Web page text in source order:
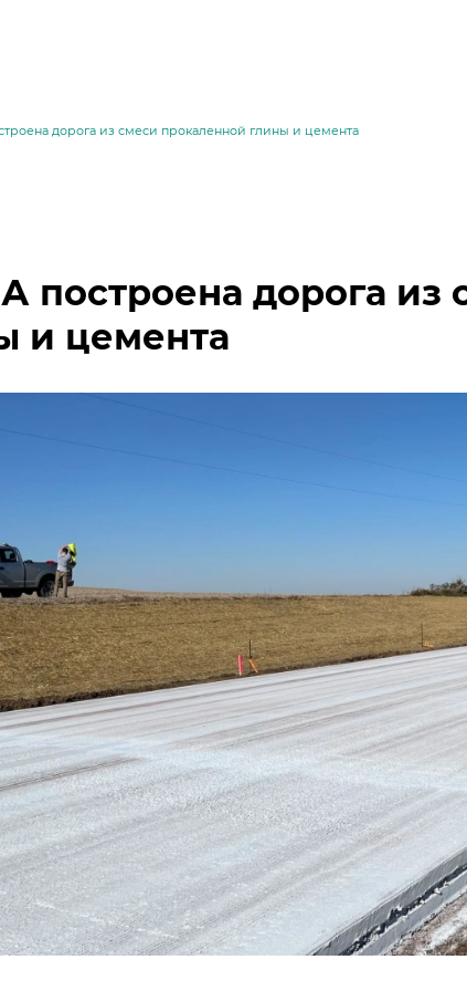
дорога из смеси прокаленной глины и цемента
построена дорога из
и цемента